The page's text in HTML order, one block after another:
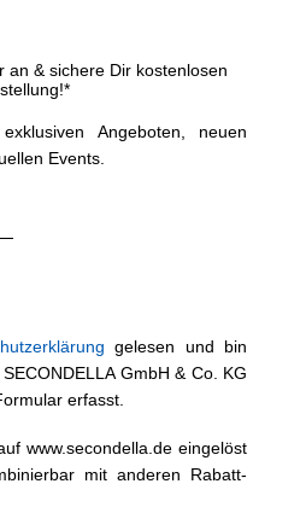
an & sichere Dir kostenlosen
Angeboten, neuen
Events.
gelesen und bin
GmbH & Co. KG
erfasst.
www.secondella.de eingelöst
mit anderen Rabatt-